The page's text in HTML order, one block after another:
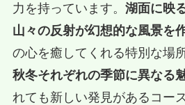
力を持っています。 湖面に映
山々の反射が幻想的な風景を
の心を癒してくれる特別な場
秋冬それぞれの季節に異なる
れても新しい発見があるコー